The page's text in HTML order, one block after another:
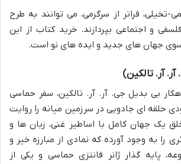
تخیلی، فراتر از سرگرمی، می توانند به طرح
و اجتماعی بپردازند. خرید کتاب از این
سوی جهان های جدید و ایده های نو است.
آر. تالکین)
بی بدیل جی. آر. آر. تالکین، سفر حماسی
حلقه ای جادویی در سرزمین میانه را روایت
یک جهان کامل با اساطیر غنی، زبان ها و
را به وجود آورده که نمادی از مبارزه خیر و
پایه گذار ژانر فانتزی حماسی و یکی از